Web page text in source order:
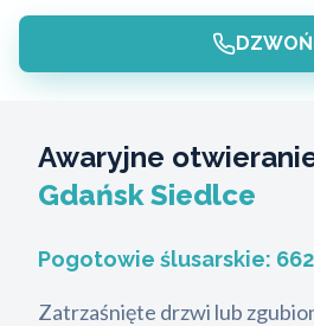
Awaryjne
Gdańsk Siedlce
Pogotowie ślusarskie:
Zatrzaśnięte drzwi lub